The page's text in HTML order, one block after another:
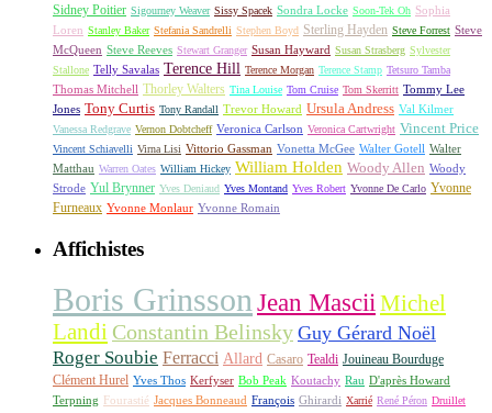
Sidney Poitier Sigourney Weaver Sissy Spacek Sondra Locke Soon-Tek Oh Sophia
Loren Stanley Baker Stefania Sandrelli Stephen Boyd Sterling Hayden Steve Forrest Steve
McQueen Steve Reeves Stewart Granger Susan Hayward Susan Strasberg Sylvester
Stallone Telly Savalas Terence Hill Terence Morgan Terence Stamp Tetsuro Tamba
Thomas Mitchell Thorley Walters Tina Louise Tom Cruise Tom Skerritt Tommy Lee
Jones Tony Curtis Tony Randall Trevor Howard Ursula Andress Val Kilmer
Vanessa Redgrave Vernon Dobtcheff Veronica Carlson Veronica Cartwright Vincent Price
Vincent Schiavelli Virna Lisi Vittorio Gassman Vonetta McGee Walter Gotell Walter
Matthau Warren Oates William Hickey William Holden Woody Allen Woody
Strode Yul Brynner Yves Deniaud Yves Montand Yves Robert Yvonne De Carlo Yvonne
Furneaux Yvonne Monlaur Yvonne Romain
Affichistes
Boris Grinsson Jean MasciiMichel
Landi Constantin Belinsky Guy Gérard Noël
Roger Soubie Ferracci Allard Casaro Tealdi Jouineau Bourduge
Clément Hurel Yves Thos Kerfyser Bob Peak Koutachy Rau D'après Howard
Terpning
Fourastié Jacques Bonneaud François Ghirardi Xarrié René Péron Druillet